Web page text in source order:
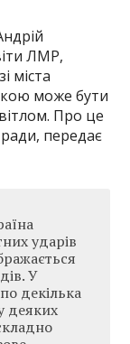
ЛМР,
міста
може бути
Про це
ради, передає
ударів
У
декілька
деяких